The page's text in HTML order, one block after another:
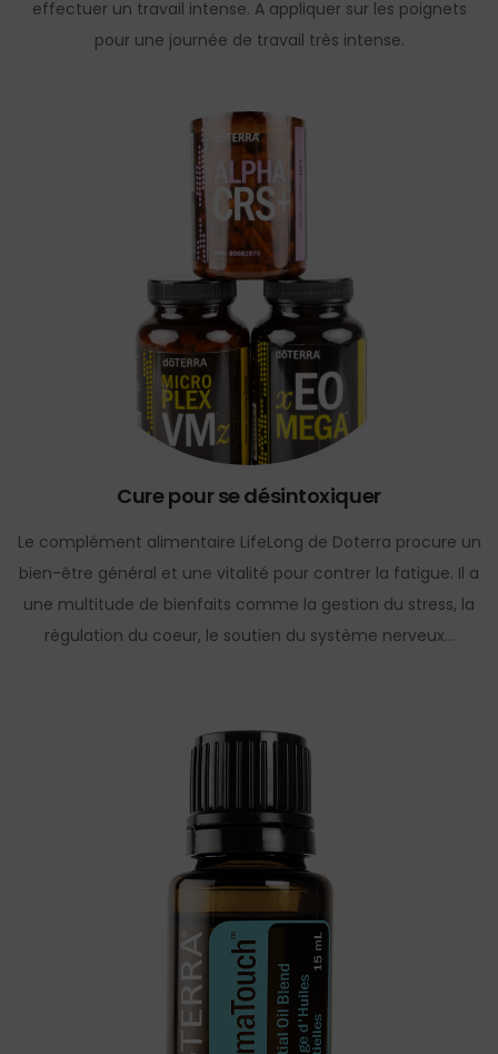
effectuer un travail intense. A appliquer sur les poignets
pour une journée de travail très intense.
Cure pour se désintoxiquer
Le complément alimentaire LifeLong de Doterra procure un
bien-être général et une vitalité pour contrer la fatigue. Il a
une multitude de bienfaits comme la gestion du stress, la
régulation du coeur, le soutien du système nerveux…